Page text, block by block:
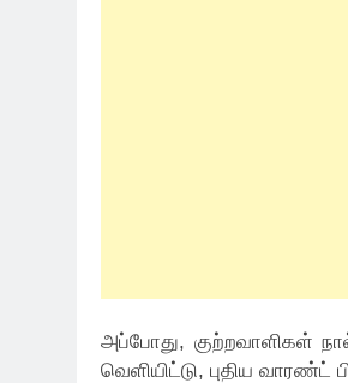
அப்போது, குற்றவாளிகள்
வெளியிட்டு, புதிய வாரண்ட்